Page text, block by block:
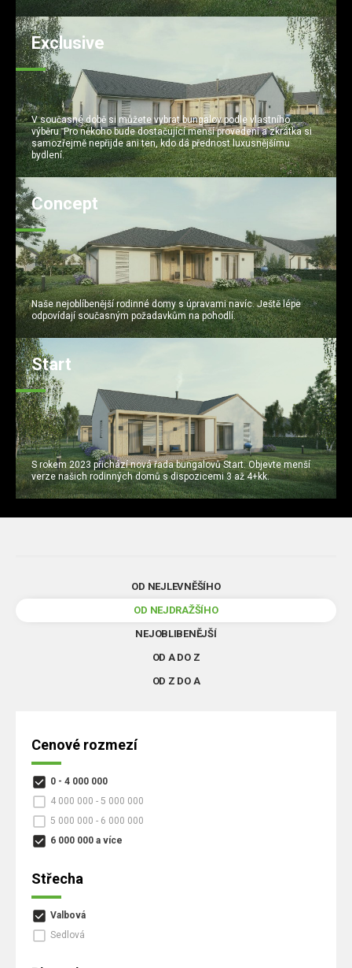
Exclusive
V současné době si můžete vybrat bungalov podle vlastního
výběru. Pro někoho bude dostačující menší provedení a zkrátka si
samozřejmě nepřijde ani ten, kdo dá přednost luxusnějšímu
bydlení.
Concept
Naše nejoblíbenější rodinné domy s úpravami navíc. Ještě lépe
odpovídají současným požadavkům na pohodlí.
Start
S rokem 2023 přichází nová řada bungalovů Start. Objevte menší
verze našich rodinných domů s dispozicemi 3 až 4+kk.
OD NEJLEVNĚŠÍHO
OD NEJDRAŽŠÍHO
NEJOBLIBENĚJŠÍ
OD A DO Z
OD Z DO A
Cenové rozmezí
0 - 4 000 000
4 000 000 - 5 000 000
5 000 000 - 6 000 000
6 000 000 a více
Střecha
Valbová
Sedlová